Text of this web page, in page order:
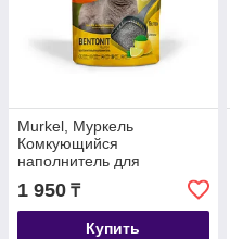
Murkel, Муркель
Комкующийся
наполнитель для
кошачьего туалета с
ароматом лимона, уп. 5л
(4 кг.)
1 950 ₸
Купить